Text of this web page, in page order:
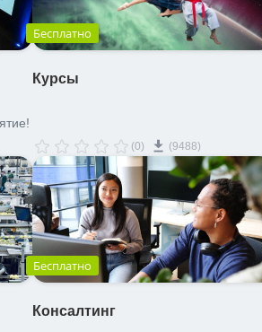
Бесплатно
Курсы
(0) (9488)
Бесплатно
Консалтинг